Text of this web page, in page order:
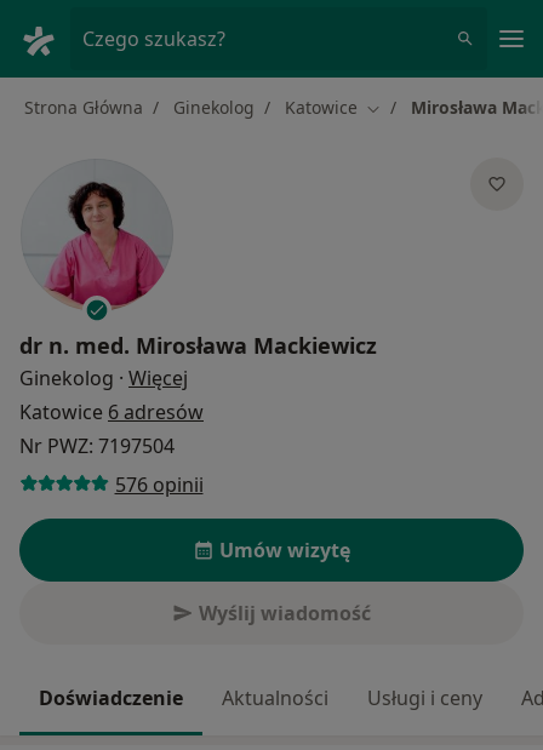
Czego szukasz?
Strona Główna Ginekolog Katowice Zmień miasto
Mirosława
dr n. med. Mirosława Mackiewicz
Ginekolog · Więcej
Katowice 6 adresów
Nr PWZ: 7197504
576 opinii
Umów wizytę
Wyślij wiadomość
Doświadczenie Aktualności Usługi i ceny